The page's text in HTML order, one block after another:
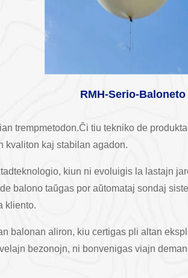
RMH-Serio-Baloneto
trempmetodon.Ĉi tiu tekniko de
kvaliton kaj stabilan agadon.
kiun ni evoluigis la lastajn
balono taŭgas por aŭtomataj sondaj
kliento.
balonan aliron, kiu certigas pli altan
bezonojn, ni bonvenigas viajn